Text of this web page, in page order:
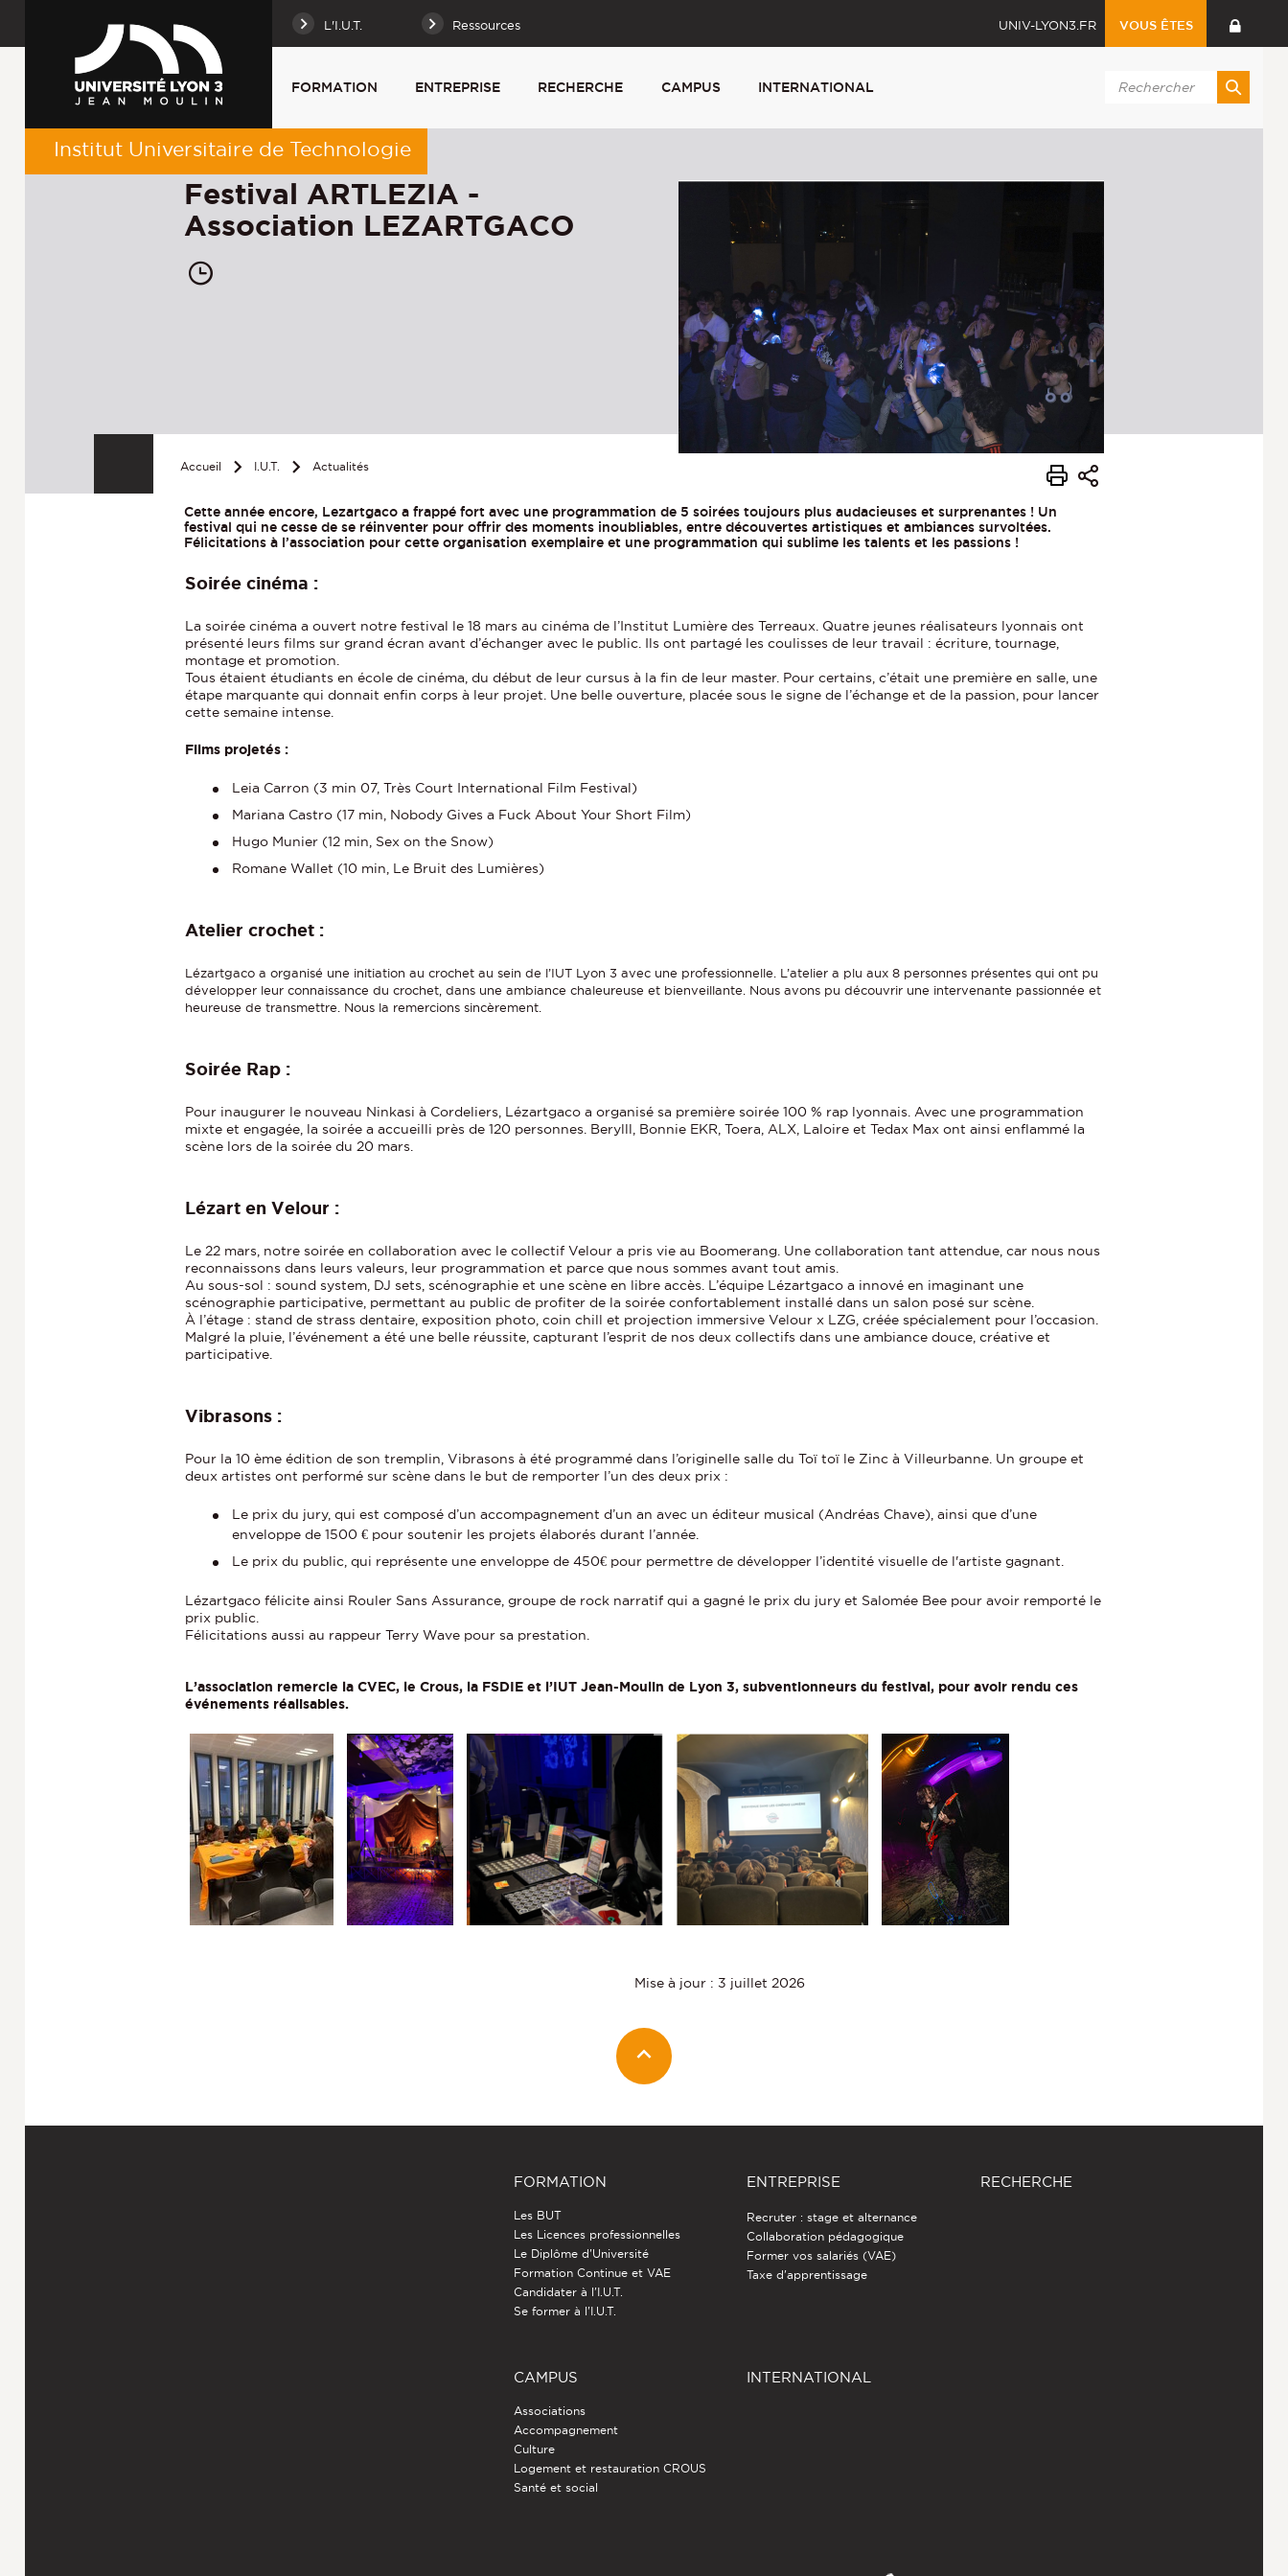
L'I.U.T. Ressources UNIV-LYON3.FR VOUS ÊTES
FORMATION ENTREPRISE RECHERCHE CAMPUS INTERNATIONAL
Institut Universitaire de Technologie
Festival ARTLEZIA -
Association LEZARTGACO
Accueil I.U.T. Actualités
Cette année encore, Lezartgaco a frappé fort avec une programmation de 5 soirées toujours plus audacieuses et surprenantes ! Un
festival qui ne cesse de se réinventer pour offrir des moments inoubliables, entre découvertes artistiques et ambiances survoltées.
Félicitations à l’association pour cette organisation exemplaire et une programmation qui sublime les talents et les passions !
Soirée cinéma :
La soirée cinéma a ouvert notre festival le 18 mars au cinéma de l’Institut Lumière des Terreaux. Quatre jeunes réalisateurs lyonnais ont
présenté leurs films sur grand écran avant d’échanger avec le public. Ils ont partagé les coulisses de leur travail : écriture, tournage,
montage et promotion.
Tous étaient étudiants en école de cinéma, du début de leur cursus à la fin de leur master. Pour certains, c’était une première en salle, une
étape marquante qui donnait enfin corps à leur projet. Une belle ouverture, placée sous le signe de l’échange et de la passion, pour lancer
cette semaine intense.
Films projetés :
Leia Carron (3 min 07, Très Court International Film Festival)
Mariana Castro (17 min, Nobody Gives a Fuck About Your Short Film)
Hugo Munier (12 min, Sex on the Snow)
Romane Wallet (10 min, Le Bruit des Lumières)
Atelier crochet :
Lézartgaco a organisé une initiation au crochet au sein de l’IUT Lyon 3 avec une professionnelle. L’atelier a plu aux 8 personnes présentes qui ont pu
développer leur connaissance du crochet, dans une ambiance chaleureuse et bienveillante. Nous avons pu découvrir une intervenante passionnée et
heureuse de transmettre. Nous la remercions sincèrement.
Soirée Rap :
Pour inaugurer le nouveau Ninkasi à Cordeliers, Lézartgaco a organisé sa première soirée 100 % rap lyonnais. Avec une programmation
mixte et engagée, la soirée a accueilli près de 120 personnes. Berylll, Bonnie EKR, Toera, ALX, Laloire et Tedax Max ont ainsi enflammé la
scène lors de la soirée du 20 mars.
Lézart en Velour :
Le 22 mars, notre soirée en collaboration avec le collectif Velour a pris vie au Boomerang. Une collaboration tant attendue, car nous nous
reconnaissons dans leurs valeurs, leur programmation et parce que nous sommes avant tout amis.
Au sous-sol : sound system, DJ sets, scénographie et une scène en libre accès. L’équipe Lézartgaco a innové en imaginant une
scénographie participative, permettant au public de profiter de la soirée confortablement installé dans un salon posé sur scène.
À l’étage : stand de strass dentaire, exposition photo, coin chill et projection immersive Velour x LZG, créée spécialement pour l’occasion.
Malgré la pluie, l’événement a été une belle réussite, capturant l’esprit de nos deux collectifs dans une ambiance douce, créative et
participative.
Vibrasons :
Pour la 10 ème édition de son tremplin, Vibrasons à été programmé dans l’originelle salle du Toï toï le Zinc à Villeurbanne. Un groupe et
deux artistes ont performé sur scène dans le but de remporter l’un des deux prix :
Le prix du jury, qui est composé d’un accompagnement d’un an avec un éditeur musical (Andréas Chave), ainsi que d’une
enveloppe de 1500 € pour soutenir les projets élaborés durant l’année.
Le prix du public, qui représente une enveloppe de 450€ pour permettre de développer l’identité visuelle de l'artiste gagnant.
Lézartgaco félicite ainsi Rouler Sans Assurance, groupe de rock narratif qui a gagné le prix du jury et Salomée Bee pour avoir remporté le
prix public.
Félicitations aussi au rappeur Terry Wave pour sa prestation.
L’association remercie la CVEC, le Crous, la FSDIE et l’IUT Jean-Moulin de Lyon 3, subventionneurs du festival, pour avoir rendu ces
événements réalisables.
Mise à jour : 3 juillet 2026
FORMATION
Les BUT
Les Licences professionnelles
Le Diplôme d'Université
Formation Continue et VAE
Candidater à l'I.U.T.
Se former à l'I.U.T.
ENTREPRISE
Recruter : stage et alternance
Collaboration pédagogique
Former vos salariés (VAE)
Taxe d'apprentissage
RECHERCHE
CAMPUS
Associations
Accompagnement
Culture
Logement et restauration CROUS
Santé et social
INTERNATIONAL